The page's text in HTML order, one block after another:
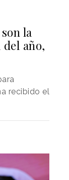
la
año,
recibido el